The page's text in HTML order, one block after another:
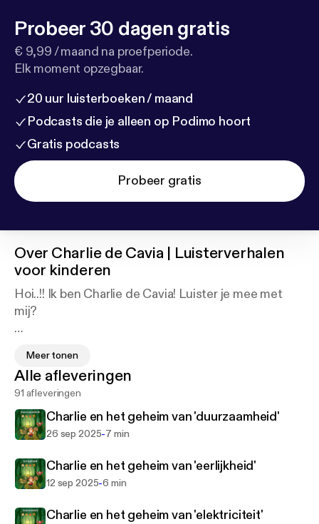
Probeer 30 dagen gratis
€ 9,99 / maand na proefperiode.
Elk moment opzegbaar.
20 uur luisterboeken / maand
Podcasts die je alleen op Podimo hoort
Gratis podcasts
Probeer gratis
Over Charlie de Cavia | Luisterverhalen
voor kinderen
Hoi..!! Ik ben Charlie de Cavia! Luister je mee met
mij?
de makers de fantasie prikkelen van elk kind.
De luisterverhalen van Charlie de Cavia worden
geproduceerd door Atelier-Bae.
- Instagram: instagram.com/charliedecavia
- TikTok: tiktok.com/@charliedecavia
Meer tonen
Alle afleveringen
91 afleveringen
Charlie en het geheim van 'duurzaamheid'
26 sep 2025-7 min
Charlie en het geheim van 'eerlijkheid'
12 sep 2025-6 min
Charlie en het geheim van 'elektriciteit'